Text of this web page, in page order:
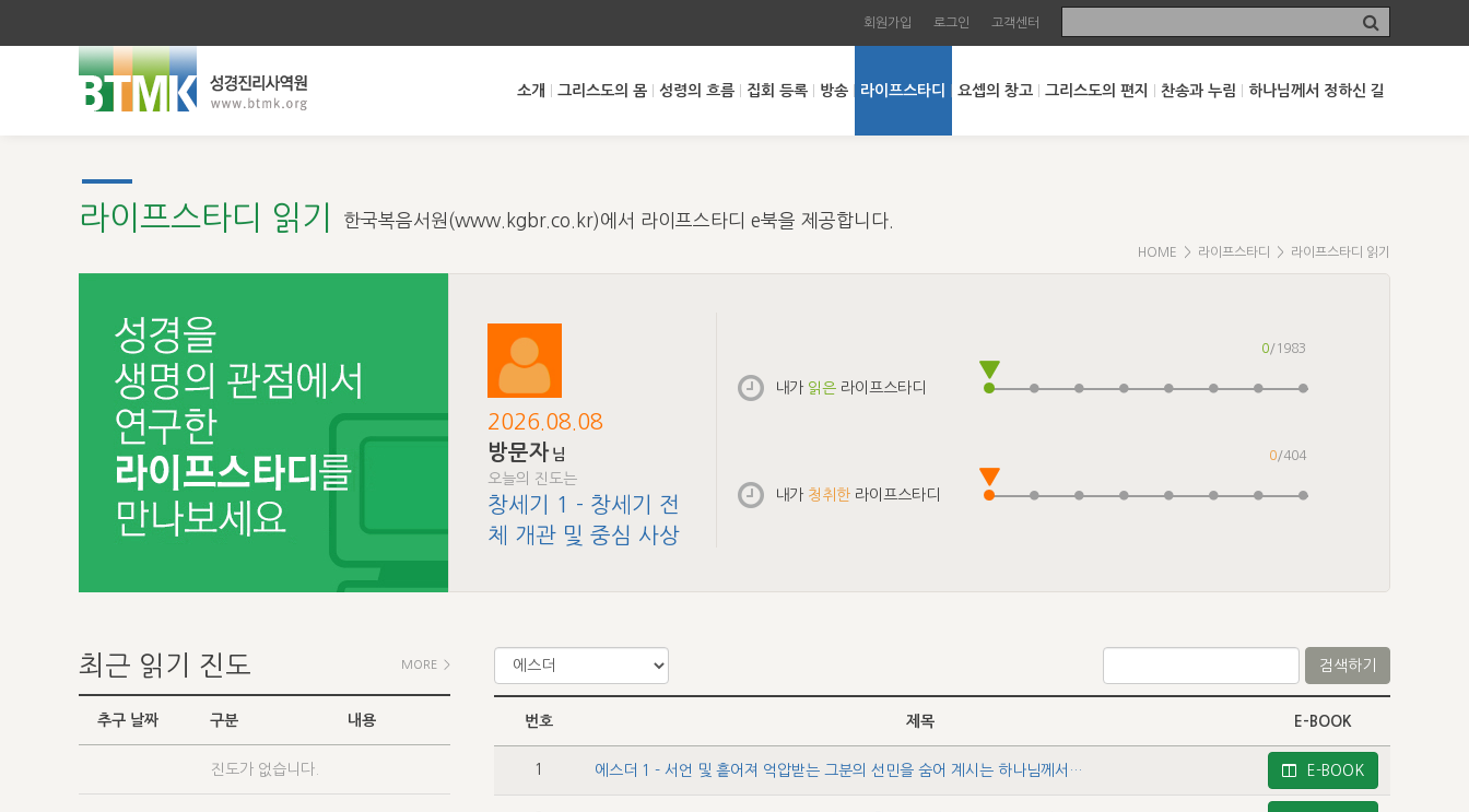
회원가입 로그인 고객센터
소개 그리스도의 몸 성령의 흐름 집회 등록 방송 라이프스타디 요셉의 창고 그리스도의 편지 찬송과 누림 하나님께서 정하신 길
라이프스타디 읽기 한국복음서원(www.kgbr.co.kr)에서 라이프스타디 e북을 제공합니다.
HOME > 라이프스타디 > 라이프스타디 읽기
2026.08.08
방문자 님
오늘의 진도는
창세기 1 - 창세기 전
체 개관 및 중심 사상
내가 읽은 라이프스타디
0/1983
내가 청취한 라이프스타디
0/404
최근 읽기 진도 MORE >
추구 날짜 구분 내용
진도가 없습니다.
검색하기
번호 제목 E-BOOK
1 에스더 1 - 서언 및 흩어져 억압받는 그분의 선민을 숨어 계시는 하나님께서 비밀하게 돌보심 E-BOOK